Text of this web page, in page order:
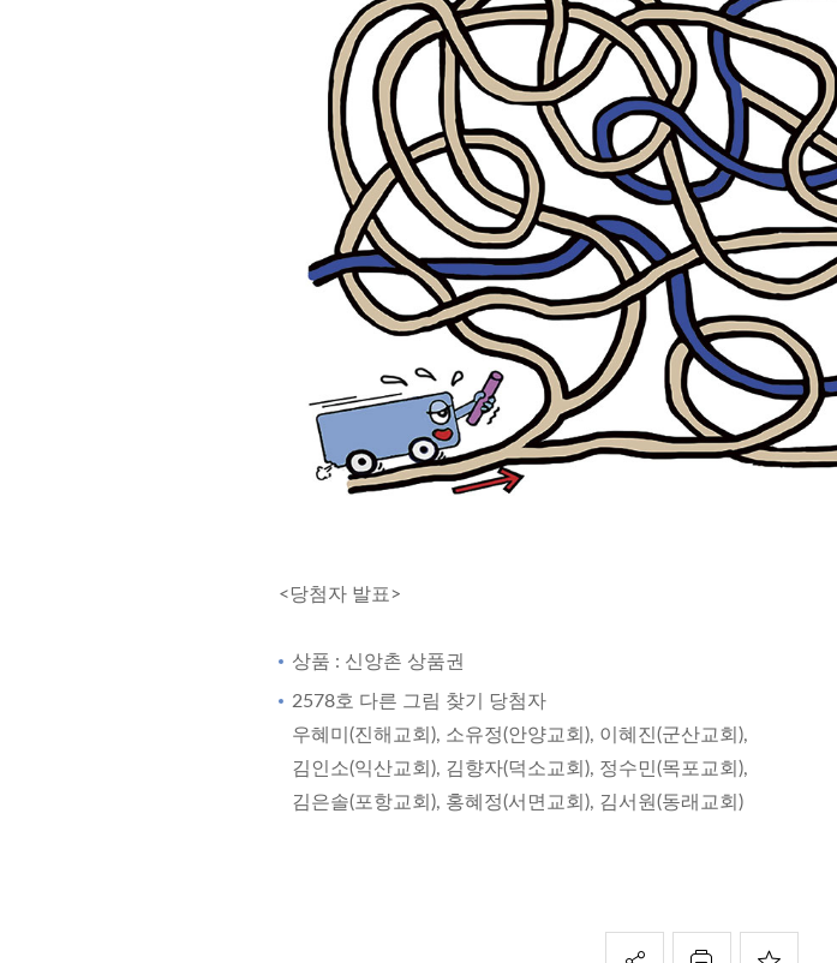
<당첨자 발표>
상품 : 신앙촌 상품권
2578호 다른 그림 찾기 당첨자
우혜미(진해교회), 소유정(안양교회), 이혜진(군산교회),
김인소(익산교회), 김향자(덕소교회), 정수민(목포교회),
김은솔(포항교회), 홍혜정(서면교회), 김서원(동래교회)